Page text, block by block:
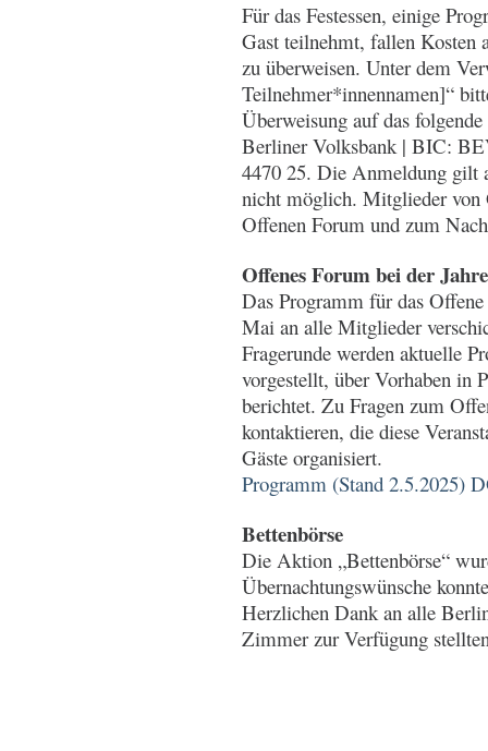
Für das Festessen, einige
Gast teilnehmt, fallen
zu überweisen. Unter dem
Teilnehmer*innennamen]“
Überweisung auf das
Berliner Volksbank | BIC:
4470 25. Die Anmeldung gilt
nicht möglich. Mitglieder von
Offenen Forum und zum
Offenes Forum bei der
Das Programm für das
Mai an alle Mitglieder
Fragerunde werden aktuelle
vorgestellt, über Vorhaben in
berichtet. Zu Fragen zum
kontaktieren, die diese
Gäste organisiert.
Programm (Stand 2.5.2025)
Bettenbörse
Die Aktion „Bettenbörse“
Übernachtungswünsche
Herzlichen Dank an alle
Zimmer zur Verfügung